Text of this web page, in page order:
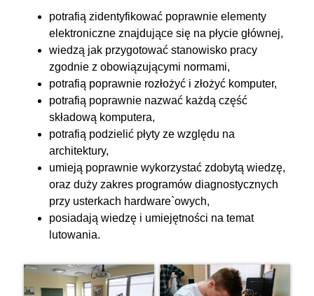
potrafią zidentyfikować poprawnie elementy
elektroniczne znajdujące się na płycie głównej,
wiedzą jak przygotować stanowisko pracy
zgodnie z obowiązującymi normami,
potrafią poprawnie rozłożyć i złożyć komputer,
potrafią poprawnie nazwać każdą część
składową komputera,
potrafią podzielić płyty ze względu na
architektury,
umieją poprawnie wykorzystać zdobytą wiedzę,
oraz duży zakres programów diagnostycznych
przy usterkach hardware`owych,
posiadają wiedzę i umiejętności na temat
lutowania.